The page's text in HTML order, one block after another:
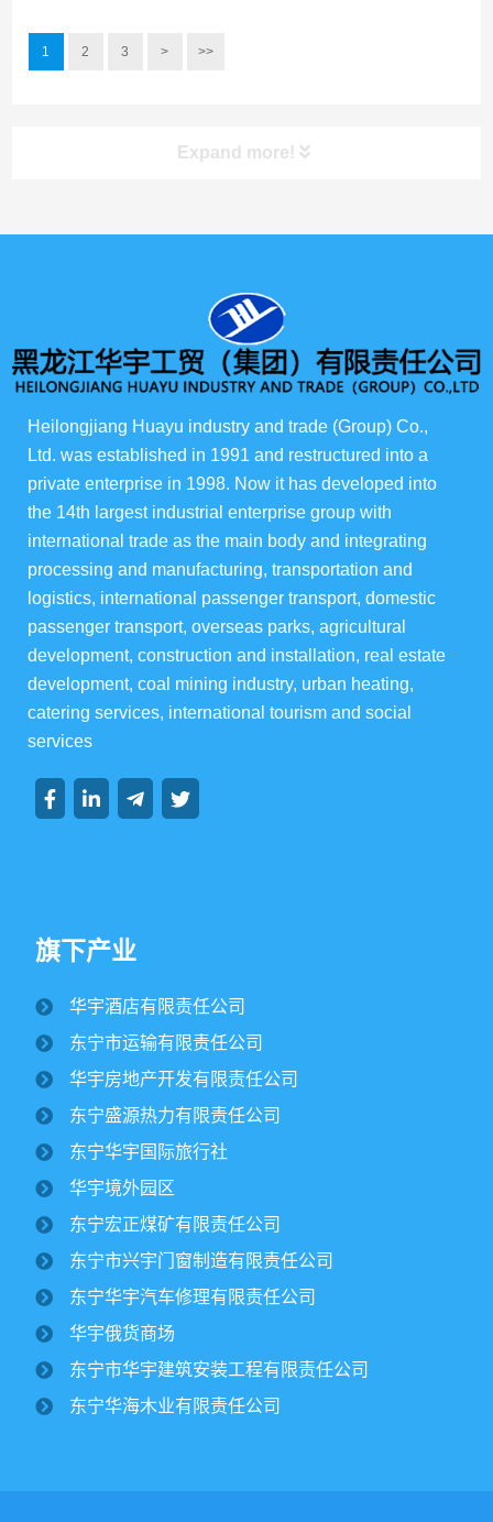
1 2 3 > >>
Expand more!
俄货商场
俄罗斯伊娃农场
华宇酒店宴会级
华宇楼盘
集团资讯
集团动态
纪文楠董事长赴境外园区视察大豆收割工作
2025/10/16
1707
金秋时节，境外园区的2500公顷大豆、1500公顷玉米迎来
丰收季。10月15日，华宇集团董事长纪文楠赴境外园区视察农
作物收割工作。集团党委书记姜扬、副总经理才东...
东宁市委领导一行莅临华宇集团进行调研
￼
2025/07/12
华宇集团党委开展专题党课学习活动￼
集团下属宏正煤矿正式复工建设纪文楠董
事长亲临现场指导工作￼
Heilongjiang Huayu industry and trade (Group) Co.,
Ltd. was established in 1991 and restructured into a
private enterprise in 1998. Now it has developed into
the 14th largest industrial enterprise group with
international trade as the main body and integrating
processing and manufacturing, transportation and
logistics, international passenger transport, domestic
passenger transport, overseas parks, agricultural
development, construction and installation, real estate
development, coal mining industry, urban heating,
catering services, international tourism and social
services
旗下产业
华宇酒店有限责任公司
东宁市运输有限责任公司
华宇房地产开发有限责任公司
东宁盛源热力有限责任公司
东宁华宇国际旅行社
华宇境外园区
东宁宏正煤矿有限责任公司
东宁市兴宇门窗制造有限责任公司
东宁华宇汽车修理有限责任公司
华宇俄货商场
东宁市华宇建筑安装工程有限责任公司
东宁华海木业有限责任公司